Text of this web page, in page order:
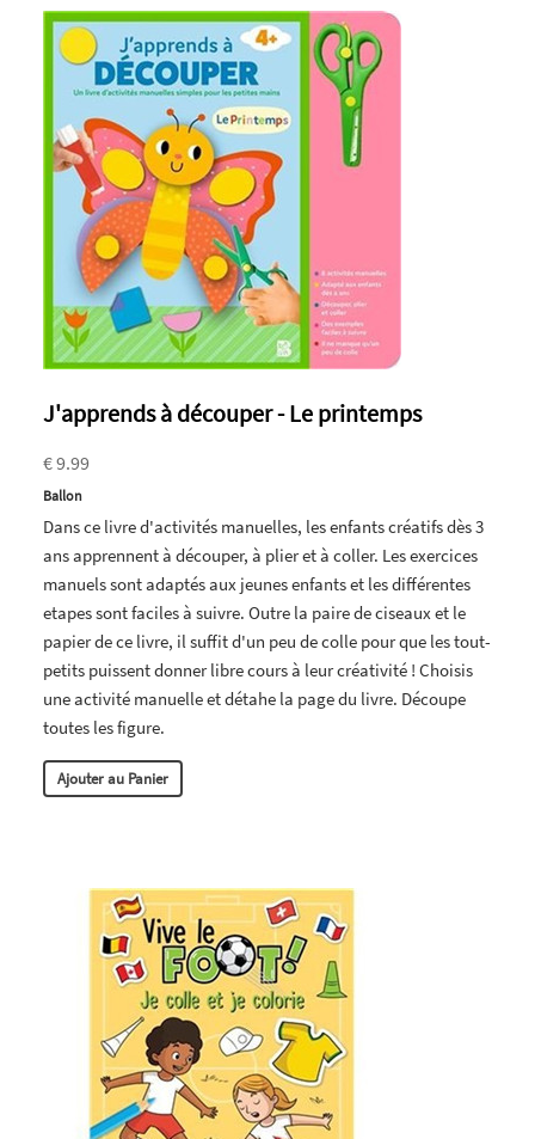
J'apprends à découper - Le printemps
€ 9.99
Ballon
Dans ce livre d'activités manuelles, les enfants créatifs dès 3
ans apprennent à découper, à plier et à coller. Les exercices
manuels sont adaptés aux jeunes enfants et les différentes
etapes sont faciles à suivre. Outre la paire de ciseaux et le
papier de ce livre, il suffit d'un peu de colle pour que les tout-
petits puissent donner libre cours à leur créativité ! Choisis
une activité manuelle et détahe la page du livre. Découpe
toutes les figure.
Ajouter au Panier